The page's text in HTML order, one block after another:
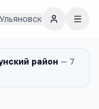
Ульяновск
район — 7